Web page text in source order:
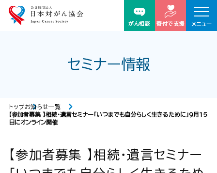
がん相談 寄付で支援 メニュー
セミナー情報
トップお知らせ一覧
【参加者募集 】相続・遺言セミナー「いつまでも自分らしく生きるために」9月15
日にオンライン開催
【参加者募集 】相続・遺言セミナー